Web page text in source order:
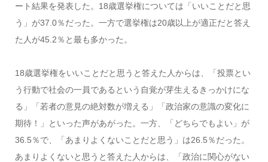
ート結果を発表した。18歳選挙権については「いいことだと思
う」が37.0％だった。一方で選挙権は20歳以上が適正だと答え
た人が45.2％と最も多かった。
18歳選挙権をいいことだと思うと答えた人からは、「投票とい
う行動で社会の一員であるという自覚が芽生えるきっかけにな
る」「若者の意見の絶対数が増える」「政治家の意識の変化に
期待！」といった声があがった。一方、「どちらでもよい」が
36.5％で、「あまりよくないことだと思う」は26.5％だった。
あまりよくないと思うと答えた人からは、「政治に関心がない